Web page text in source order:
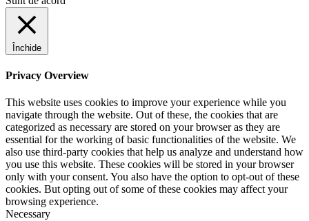
Închide
Privacy Overview
This website uses cookies to improve your experience while you
navigate through the website. Out of these, the cookies that are
categorized as necessary are stored on your browser as they are
essential for the working of basic functionalities of the website. We
also use third-party cookies that help us analyze and understand how
you use this website. These cookies will be stored in your browser
only with your consent. You also have the option to opt-out of these
cookies. But opting out of some of these cookies may affect your
browsing experience.
Necessary